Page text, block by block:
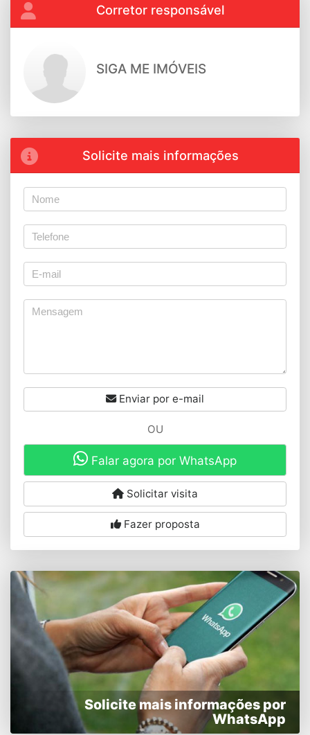
Corretor responsável
SIGA ME IMÓVEIS
Solicite mais informações
Enviar por e-mail
OU
Falar agora por WhatsApp
Solicitar visita
Fazer proposta
Solicite mais informações por
WhatsApp